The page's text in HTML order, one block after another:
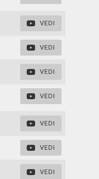
VEDI
VEDI
VEDI
VEDI
VEDI
VEDI
VEDI